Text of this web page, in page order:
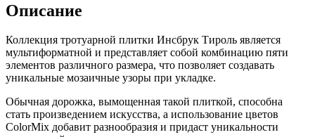
Описание
Коллекция тротуарной плитки Инсбрук Тироль является
мультиформатной и представляет собой комбинацию пяти
элементов различного размера, что позволяет создавать
уникальные мозаичные узоры при укладке.
Обычная дорожка, вымощенная такой плиткой, способна
стать произведением искусства, а использование цветов
ColorMix добавит разнообразия и придаст уникальности